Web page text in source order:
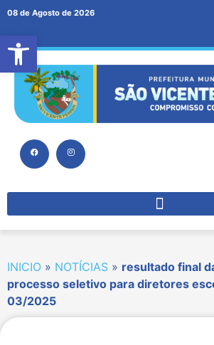
Abrir a barra de
08 de Agosto de 2026
INICIO » NOTÍCIAS » resultado final
processo seletivo para diretores
03/2025